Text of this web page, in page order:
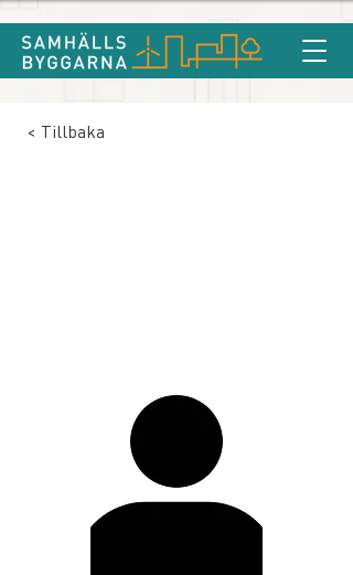
< Tillbaka